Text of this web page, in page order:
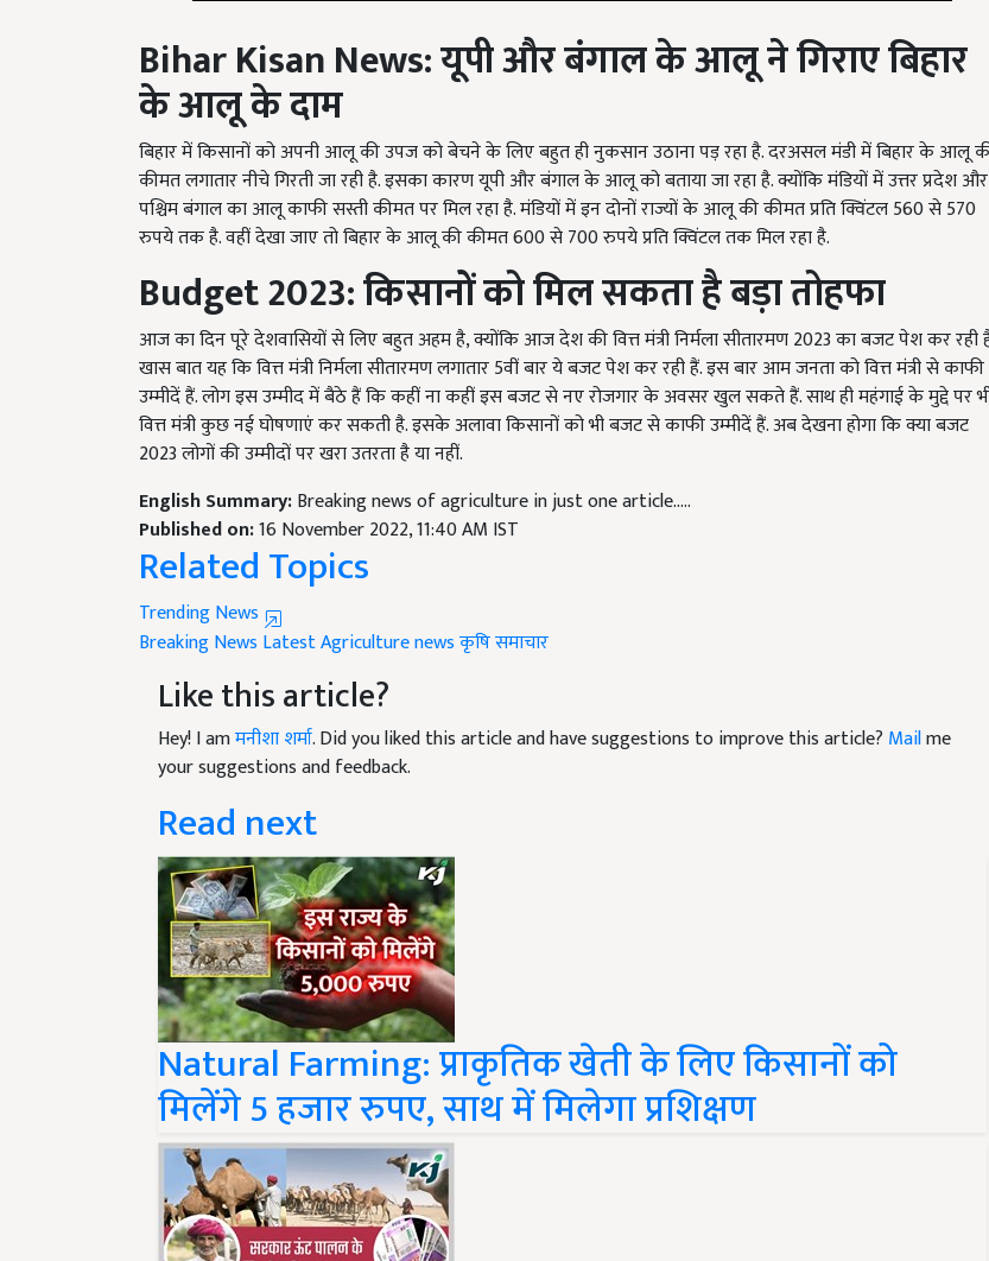
Bihar Kisan News: यूपीऔर बंगालके आलू ने गिराएबिहार
के आलू के दाम
बिहार में किसानों को अपनी आलू की उपज को बेचने के लिए बहुत ही नुकसान उठाना पड़ रहा है. दरअसल मंडी में बिहार के आलू की
कीमत लगातार नीचे गिरती जा रही है. इसका कारण यूपी और बंगाल के आलू को बताया जा रहा है. क्योंकि मंडियों में उत्तर प्रदेश और
पश्चिम बंगाल का आलू काफी सस्ती कीमत पर मिल रहा है. मंडियों में इन दोनों राज्यों के आलू की कीमत प्रति क्विंटल 560 से 570
रुपये तक है. वहीं देखा जाए तो बिहार के आलू की कीमत 600 से 700 रुपये प्रति क्विंटल तक मिल रहा है.
Budget2023: किसानों को मिल सकता है बड़ा तोहफा
आज का दिन पूरे देशवासियों से लिए बहुत अहम है, क्योंकि आज देश की वित्त मंत्री निर्मला सीतारमण 2023 का बजट पेश कर रही है.
खास बात यह कि वित्त मंत्री निर्मला सीतारमण लगातार 5वीं बार ये बजट पेश कर रही हैं. इस बार आम जनता को वित्त मंत्री से काफी
उम्मीदें हैं. लोग इस उम्मीद में बैठे हैं कि कहीं ना कहीं इस बजट से नए रोजगार के अवसर खुल सकते हैं. साथ ही महंगाई के मुद्दे पर भी
वित्त मंत्री कुछ नई घोषणाएं कर सकती है. इसके अलावा किसानों को भी बजट से काफी उम्मीदें हैं. अब देखना होगा कि क्या बजट
2023 लोगों की उम्मीदों पर खरा उतरता है या नहीं.
Published on:16 November 2022, 11:40 AM IST
Related Topics
Trending News
Breaking News Latest Agriculture news
Like this article?
Hey! I amमनीशा शर्मा . Did you liked this article and have suggestions to improve this article?
your suggestions and feedback.
Read next
Natural Farming: प्राकृतिक खेती के लिए किसानों को
मिलेंगे 5 हजार रुपए, साथ में मिलेगा प्रशिक्षण